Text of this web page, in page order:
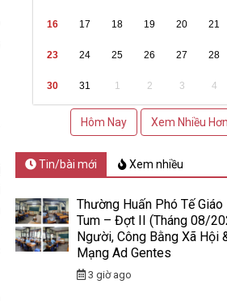
16 17 18 19 20 21
23 24 25 26 27 28
30 31 1 2 3 4
Hôm Nay Xem Nhiều Hơn
Tin/bài mới Xem nhiều
Thường Huấn Phó Tế Giáo
Tum – Đợt II (Tháng 08/
Người, Công Bằng Xã Hội
Mạng Ad Gentes
3 giờ ago